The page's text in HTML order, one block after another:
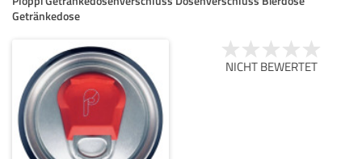
Getränkedose
NICHT BEWERTET